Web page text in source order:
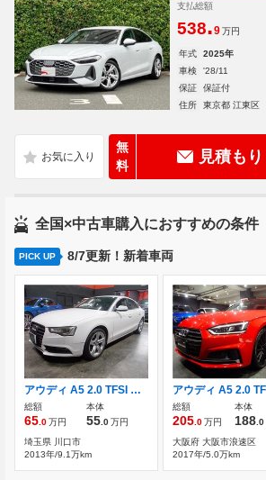
支払総額
538.9 万円
年式 2025年
車検
'28/11
保証
保証付
住所
東京都 江東区
無
料
見積も
全国×中古車購入におすすめの条件
PICK UP 8/7更新！新着車両
アウディ A5 2.0 TFSI クワトロ 4WD 2013年モデル ディーラー整備車両
総額
65 .0万円
本体
55 .0万円
埼玉県 川口市
2013年/9.1万km
総額
205 .0万円
本体
188 .0
大阪府 大阪市浪速区
2017年/5.0万km